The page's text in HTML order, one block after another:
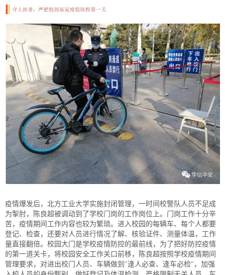
疫情爆发后，北方工业大学实施封闭管理，一时间校警队人员不足成
为掣肘，陈良超被调动到了学校门岗的工作岗位上。门岗工作十分辛
苦，疫情期间工作内容也较为繁琐。进入校园的每辆车、每个人都要
登记、检查，还要对人员进行情况了解、核验证件、测量体温，工作
量直接翻倍。校园大门是学校疫情防控的最前线，为了把好防控疫情
的第一道关卡，将校园安全工作关口前移，陈良超按照学校疫情期间
管理要求，对进出校门人员、车辆做到"逢人必查、逢车必检"，加强